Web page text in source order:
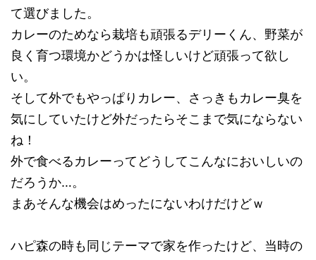
て選びました。
カレーのためなら栽培も頑張るデリーくん、野菜が
良く育つ環境かどうかは怪しいけど頑張って欲し
い。
そして外でもやっぱりカレー、さっきもカレー臭を
気にしていたけど外だったらそこまで気にならない
ね！
外で食べるカレーってどうしてこんなにおいしいの
だろうか…。
まあそんな機会はめったにないわけだけどｗ
ハピ森の時も同じテーマで家を作ったけど、当時の